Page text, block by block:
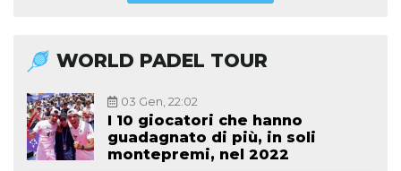
WORLD PADEL TOUR
03 Gen, 22:02
I 10 giocatori che hanno
guadagnato di più, in soli
montepremi, nel 2022